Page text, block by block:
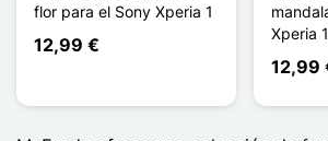
flor para el Sony Xperia 1
12,99 €
Xperia
12,99